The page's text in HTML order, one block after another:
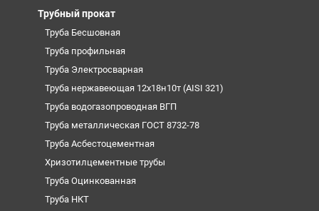
Трубный прокат
Труба Бесшовная
Труба профильная
Труба Электросварная
Труба нержавеющая 12х18н10т (AISI 321)
Труба водогазопроводная ВГП
Труба металлическая ГОСТ 8732-78
Труба Асбестоцементная
Хризотилцементные трубы
Труба Оцинкованная
Труба НКТ